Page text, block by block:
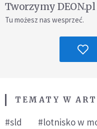
Tworzymy
Tu możesz nas wesprzeć.
TEMATY W
#sld #lotnisko w